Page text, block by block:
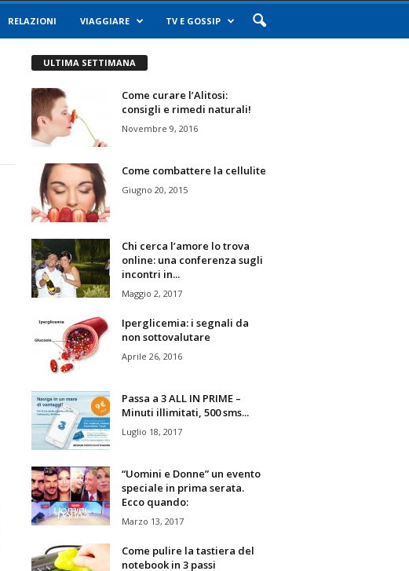
RELAZIONI VIAGGIARE TV E GOSSIP
ULTIMA SETTIMANA
Come curare l’Alitosi:
consigli e rimedi naturali!
Novembre 9, 2016
Come combattere la cellulite
Giugno 20, 2015
Chi cerca l’amore lo trova
online: una conferenza sugli
incontri in...
Maggio 2, 2017
Iperglicemia: i segnali da
non sottovalutare
Aprile 26, 2016
Passa a 3 ALL IN PRIME –
Minuti illimitati, 500 sms...
Luglio 18, 2017
“Uomini e Donne” un evento
speciale in prima serata.
Ecco quando:
Marzo 13, 2017
Come pulire la tastiera del
notebook in 3 passi